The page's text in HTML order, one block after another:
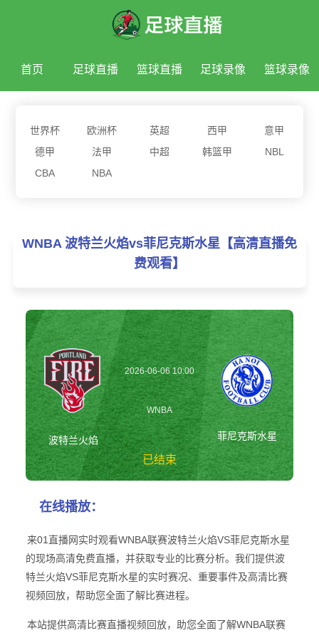
首页 足球直播 篮球直播 足球录像 篮球录像
世界杯 欧洲杯 英超 西甲
意甲
德甲
法甲 中超 韩篮甲
NBL
CBA
NBA
WNBA 波特兰火焰vs菲尼克斯水星【高清直播免
费观看】
波特兰火焰
2026-06-06 10:00
WNBA
已结束
菲尼克斯水星
在线播放：
来01直播网实时观看WNBA联赛波特兰火焰VS菲尼克斯水星
的现场高清免费直播，并获取专业的比赛分析。我们提供波
特兰火焰VS菲尼克斯水星的实时赛况、重要事件及高清比赛
视频回放，帮助您全面了解比赛进程。
本站提供高清比赛直播视频回放，助您全面了解WNBA联赛